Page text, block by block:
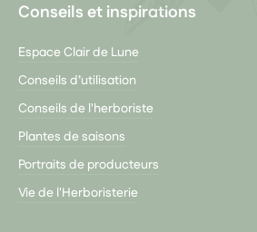
Conseils et inspirations
Espace Clair de Lune
Conseils d’utilisation
Conseils de l'herboriste
Plantes de saisons
Portraits de producteurs
Vie de l'Herboristerie